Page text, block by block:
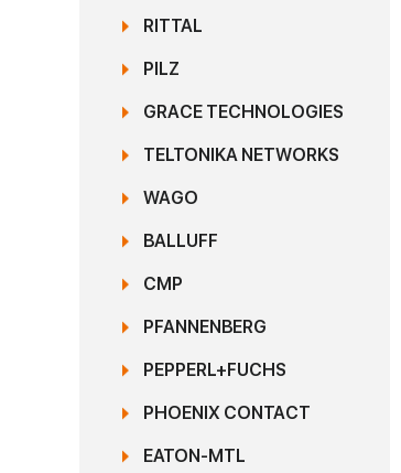
RITTAL
PILZ
GRACE TECHNOLOGIES
TELTONIKA NETWORKS
WAGO
BALLUFF
CMP
PFANNENBERG
PEPPERL+FUCHS
PHOENIX CONTACT
EATON-MTL